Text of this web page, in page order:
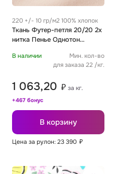
220 +/- 10 гр/м2 100% хлопок
Ткань Футер-петля 20/20 2х
нитка Пенье Однотон
В наличии
Мин. кол-во
для заказа 22 /кг.
1 063,20 ₽ за кг.
+467 бонус
В корзину
Цена за рулон: 23 390 ₽